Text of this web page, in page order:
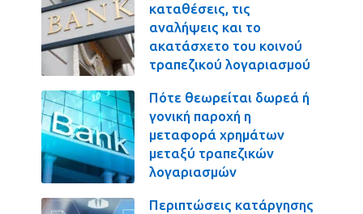
καταθέσεις, τις
αναλήψεις και το
ακατάσχετο του κοινού
τραπεζικού λογαριασμού
Πότε θεωρείται δωρεά ή
γονική παροχή η
μεταφορά χρημάτων
μεταξύ τραπεζικών
λογαριασμών
Περιπτώσεις κατάργησης